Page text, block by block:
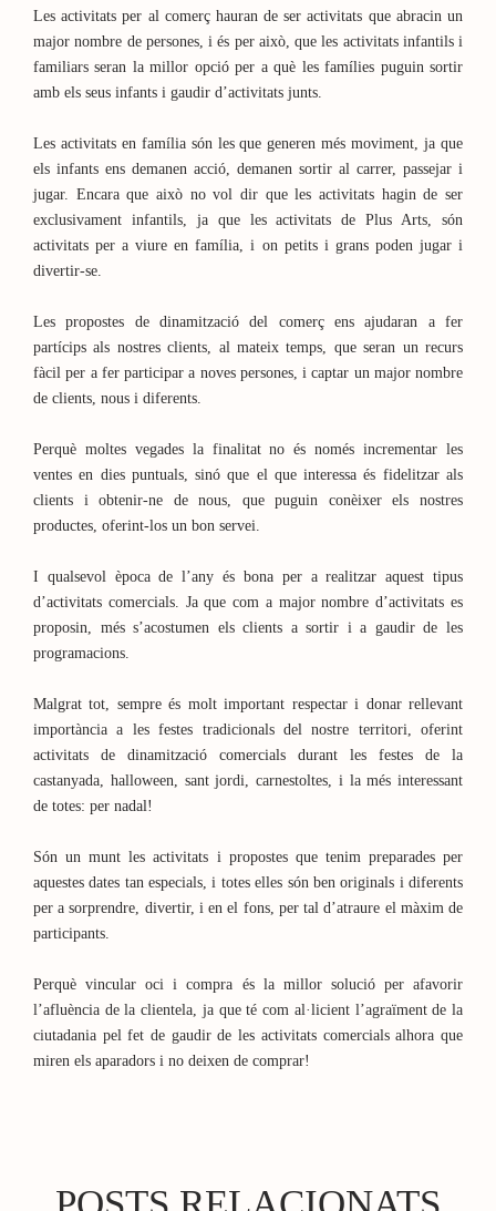
Les activitats per al comerç hauran de ser activitats que abracin un
major nombre de persones, i és per això, que les activitats infantils i
familiars seran la millor opció per a què les famílies puguin sortir
amb els seus infants i gaudir d’activitats junts.
Les activitats en família són les que generen més moviment, ja que
els infants ens demanen acció, demanen sortir al carrer, passejar i
jugar. Encara que això no vol dir que les activitats hagin de ser
exclusivament infantils, ja que les activitats de Plus Arts, són
activitats per a viure en família, i on petits i grans poden jugar i
divertir-se.
Les propostes de dinamització del comerç ens ajudaran a fer
partícips als nostres clients, al mateix temps, que seran un recurs
fàcil per a fer participar a noves persones, i captar un major nombre
de clients, nous i diferents.
Perquè moltes vegades la finalitat no és només incrementar les
ventes en dies puntuals, sinó que el que interessa és fidelitzar als
clients i obtenir-ne de nous, que puguin conèixer els nostres
productes, oferint-los un bon servei.
I qualsevol època de l’any és bona per a realitzar aquest tipus
d’activitats comercials. Ja que com a major nombre d’activitats es
proposin, més s’acostumen els clients a sortir i a gaudir de les
programacions.
Malgrat tot, sempre és molt important respectar i donar rellevant
importància a les festes tradicionals del nostre territori, oferint
activitats de dinamització comercials durant les festes de la
castanyada, halloween, sant jordi, carnestoltes, i la més interessant
de totes: per nadal!
Són un munt les activitats i propostes que tenim preparades per
aquestes dates tan especials, i totes elles són ben originals i diferents
per a sorprendre, divertir, i en el fons, per tal d’atraure el màxim de
participants.
Perquè vincular oci i compra és la millor solució per afavorir
l’afluència de la clientela, ja que té com al·licient l’agraïment de la
ciutadania pel fet de gaudir de les activitats comercials alhora que
miren els aparadors i no deixen de comprar!